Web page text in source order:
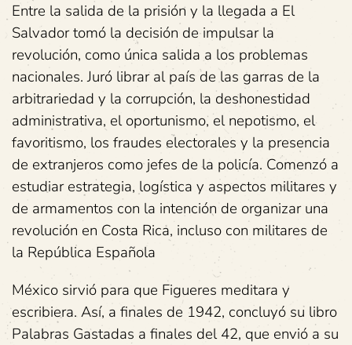
Entre la salida de la prisión y la llegada a El
Salvador tomó la decisión de impulsar la
revolución, como única salida a los problemas
nacionales. Juró librar al país de las garras de la
arbitrariedad y la corrupción, la deshonestidad
administrativa, el oportunismo, el nepotismo, el
favoritismo, los fraudes electorales y la presencia
de extranjeros como jefes de la policía. Comenzó a
estudiar estrategia, logística y aspectos militares y
de armamentos con la intención de organizar una
revolución en Costa Rica, incluso con militares de
la República Española
México sirvió para que Figueres meditara y
escribiera. Así, a finales de 1942, concluyó su libro
Palabras Gastadas a finales del 42, que envió a su